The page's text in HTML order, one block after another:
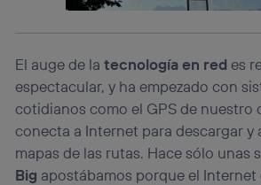
El auge de latecnología en redes
espectacular, y ha empezado con
cotidianos como el GPS de nuestro
conecta a Internet para descargar y
mapas de las rutas. Hace sólo unas
Big apostábamos porque el Internet
lo que cualquier persona que conecte
identificador. Típicamente:
Si utilizas unaconexión de banda
el marketing o análisis se realizará en
actividades de navegación de los
que hayan dado su consentimiento.
Si utilizasdatos móviles, el
personalizado, ya que se basará
navegación del usuario del móvil.